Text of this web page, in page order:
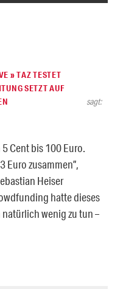
» TAZ TESTET
SETZT AUF
sagt:
Cent bis 100 Euro.
Euro zusammen”,
Heiser
hatte dieses
wenig zu tun –